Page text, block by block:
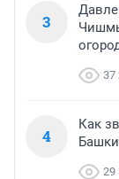
3
37
4
Как
29